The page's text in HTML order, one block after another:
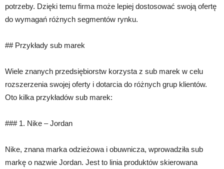
potrzeby. Dzięki temu firma może lepiej dostosować swoją ofertę
do wymagań różnych segmentów rynku.
## Przykłady sub marek
Wiele znanych przedsiębiorstw korzysta z sub marek w celu
rozszerzenia swojej oferty i dotarcia do różnych grup klientów.
Oto kilka przykładów sub marek:
### 1. Nike – Jordan
Nike, znana marka odzieżowa i obuwnicza, wprowadziła sub
markę o nazwie Jordan. Jest to linia produktów skierowana